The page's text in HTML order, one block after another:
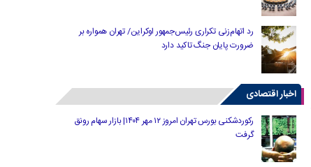
رد اتهام‌زنی تکراری رئیس‌جمهور اوکراین/ تهران همواره بر
ضرورت پایان جنگ تاکید دارد
اخبار اقتصادی
رکوردشکنی بورس تهران امروز ۱۲ مهر ۱۴۰۴| بازار سهام رونق
گرفت